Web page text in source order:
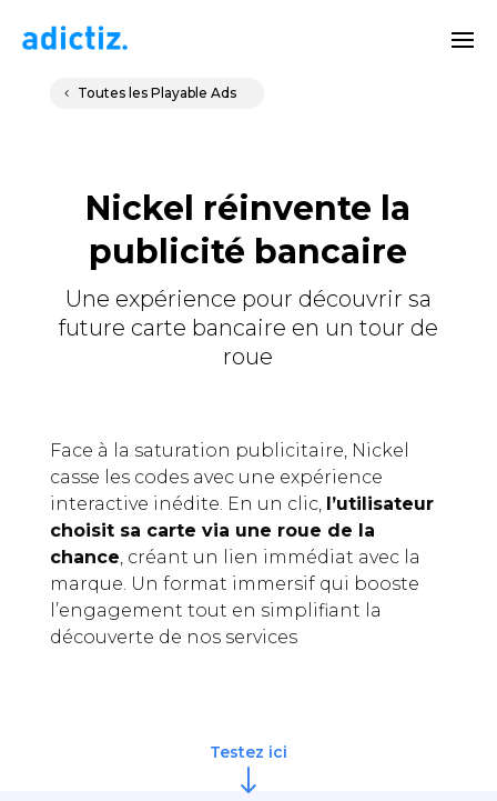
Toutes les Playable Ads
Nickel réinvente la
publicité bancaire
Une expérience pour découvrir sa
future carte bancaire en un tour de
roue
Face à la saturation publicitaire, Nickel
casse les codes avec une expérience
interactive inédite. En un clic, l’utilisateur
choisit sa carte via une roue de la
chance, créant un lien immédiat avec la
marque. Un format immersif qui booste
l’engagement tout en simplifiant la
découverte de nos services
Testez ici
"